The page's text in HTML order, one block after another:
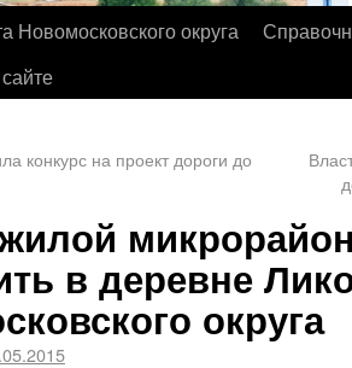
Новомосковского округа
конкурс на проект дороги до
в деревне
округа